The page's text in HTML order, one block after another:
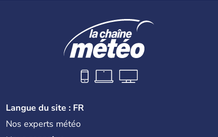
Langue du site : FR
Nos experts météo